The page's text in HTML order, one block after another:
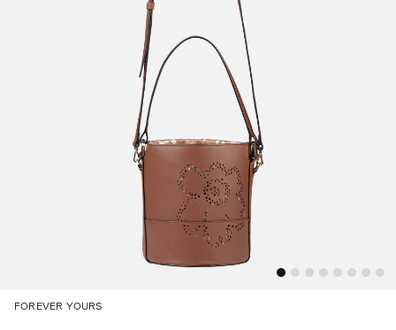
FOREVER YOURS